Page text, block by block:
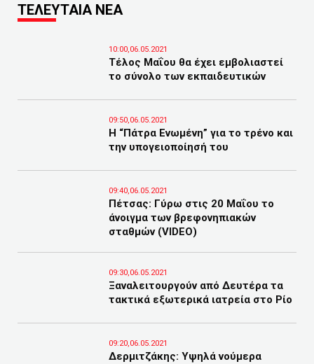
ΤΕΛΕΥΤΑΙΑ ΝΕΑ
10:00,06.05.2021
Tέλος Μαΐου θα έχει εμβολιαστεί
το σύνολο των εκπαιδευτικών
09:50,06.05.2021
Η “Πάτρα Ενωμένη” για το τρένο και
την υπογειοποίησή του
09:40,06.05.2021
Πέτσας: Γύρω στις 20 Μαΐου το
άνοιγμα των βρεφονηπιακών
σταθμών (VIDEO)
09:30,06.05.2021
Ξαναλειτουργούν από Δευτέρα τα
τακτικά εξωτερικά ιατρεία στο Ρίο
09:20,06.05.2021
Δερμιτζάκης: Υψηλά νούμερα